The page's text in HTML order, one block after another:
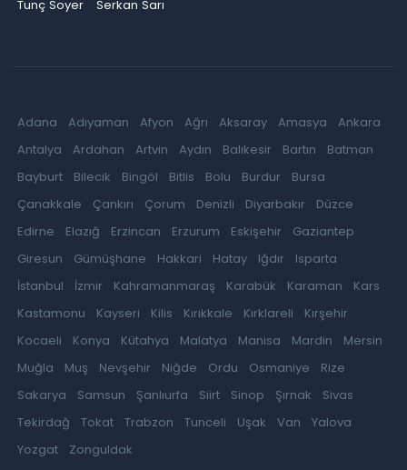
Tunç Soyer Serkan Sarı
Adana Adıyaman Afyon Ağrı Aksaray Amasya
Ankara
Antalya
Ardahan Artvin Aydın Balıkesir Bartın
Batman
Bayburt
Bilecik Bingöl Bitlis Bolu Burdur
Bursa
Çanakkale
Çankırı Çorum Denizli Diyarbakır
Düzce
Edirne
Elazığ Erzincan Erzurum Eskişehir
Gaziantep
Giresun
Gümüşhane Hakkari Hatay Iğdır
Isparta
İstanbul
İzmir Kahramanmaraş Karabük Karaman
Kars
Kastamonu
Kayseri Kilis Kırıkkale Kırklareli
Kırşehir
Kocaeli
Konya Kütahya Malatya Manisa Mardin
Mersin
Muğla
Muş Nevşehir Niğde Ordu Osmaniye
Rize
Sakarya
Samsun Şanlıurfa Siirt Sinop Şırnak
Sivas
Tekirdağ
Tokat Trabzon Tunceli Uşak Van
Yalova
Yozgat
Zonguldak